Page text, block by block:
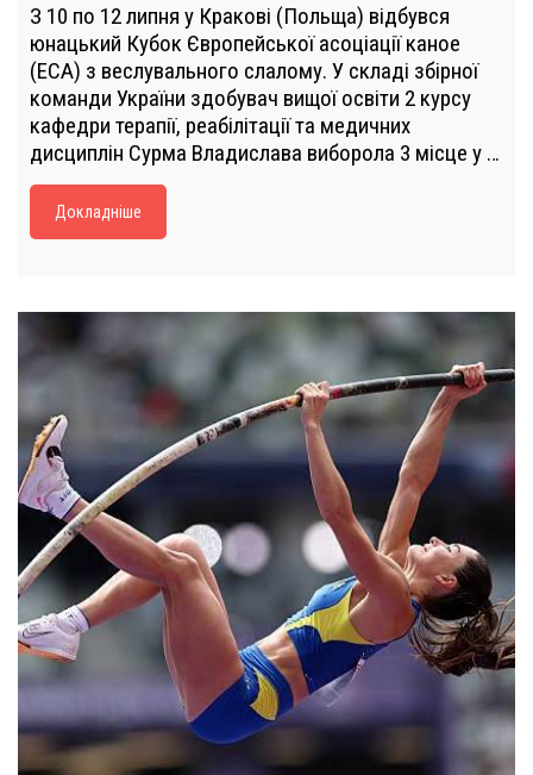
З 10 по 12 липня у Кракові (Польща) відбувся
юнацький Кубок Європейської асоціації каное
(ECA) з веслувального слалому. У складі збірної
команди України здобувач вищої освіти 2 курсу
кафедри терапії, реабілітації та медичних
дисциплін Сурма Владислава виборола 3 місце у …
Докладніше